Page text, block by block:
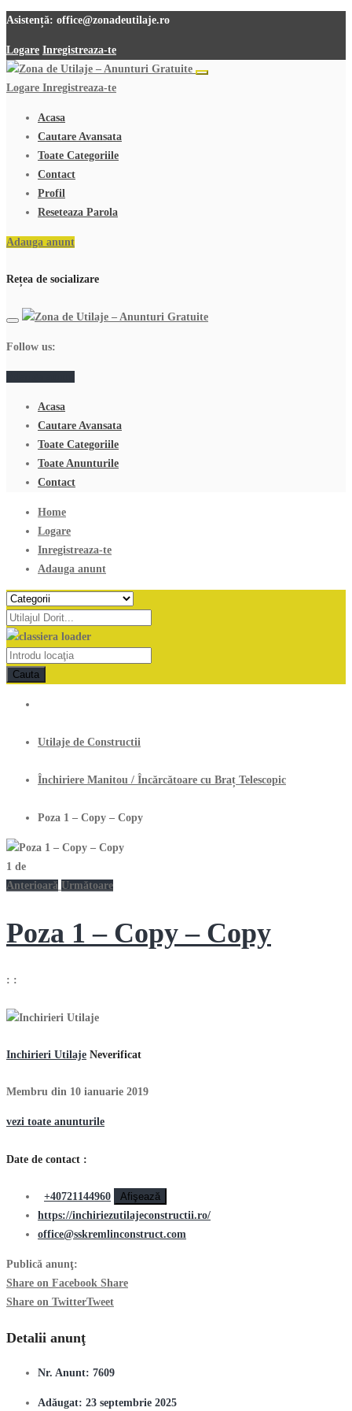
Asistență: office@zonadeutilaje.ro
Logare Inregistreaza-te
Logare Inregistreaza-te
Acasa
Cautare Avansata
Toate Categoriile
Contact
Profil
Reseteaza Parola
Adauga anunt
Rețea de socializare
Follow us:
Acasa
Cautare Avansata
Toate Categoriile
Toate Anunturile
Contact
Home
Logare
Inregistreaza-te
Adauga anunt
Cauta
Utilaje de Constructii
Închiriere Manitou / Încărcătoare cu Braț Telescopic
Poza 1 – Copy – Copy
1 de
Anterioară Următoare
Poza 1 – Copy – Copy
: :
Inchirieri Utilaje Neverificat
Membru din 10 ianuarie 2019
vezi toate anunturile
Date de contact :
+40721144960
Afişează
https://inchiriezutilajeconstructii.ro/
office@sskremlinconstruct.com
Publică anunţ:
Share on Facebook Share
Share on TwitterTweet
Detalii anunţ
Nr. Anunt: 7609
Adăugat: 23 septembrie 2025